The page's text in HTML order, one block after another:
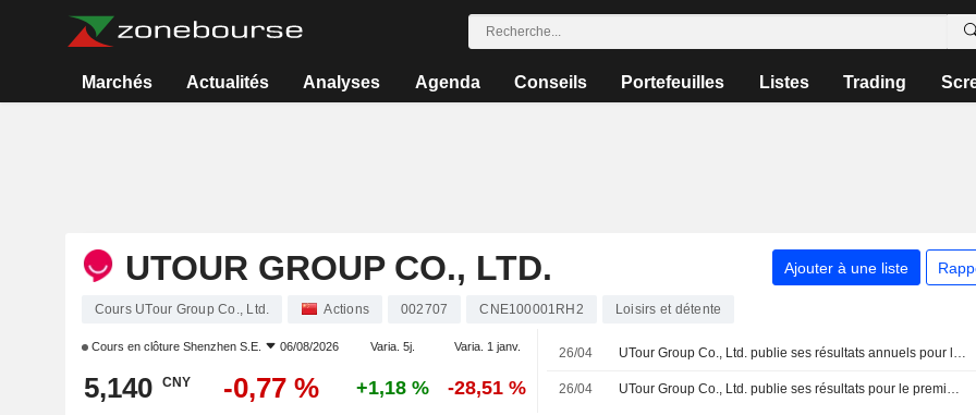
Marchés Actualités Analyses Agenda Conseils Portefeuilles Listes Trading
UTOUR GROUP CO., LTD. Ajouter à une liste
Cours UTour Group Co., Ltd. Actions 002707 CNE100001RH2 Loisirs et détente
Cours en clôture Shenzhen S.E. 06/08/2026 Varia. 5j. Varia. 1 janv.
5,140 CNY -0,77 % +1,18 % -28,51 %
26/04 UTour Group Co., Ltd. publie ses résultats annuels pour l'exercice clos le 31 décembre 2025
26/04 UTour Group Co., Ltd. publie ses résultats pour le premier trimestre clos le 31 mars 2026